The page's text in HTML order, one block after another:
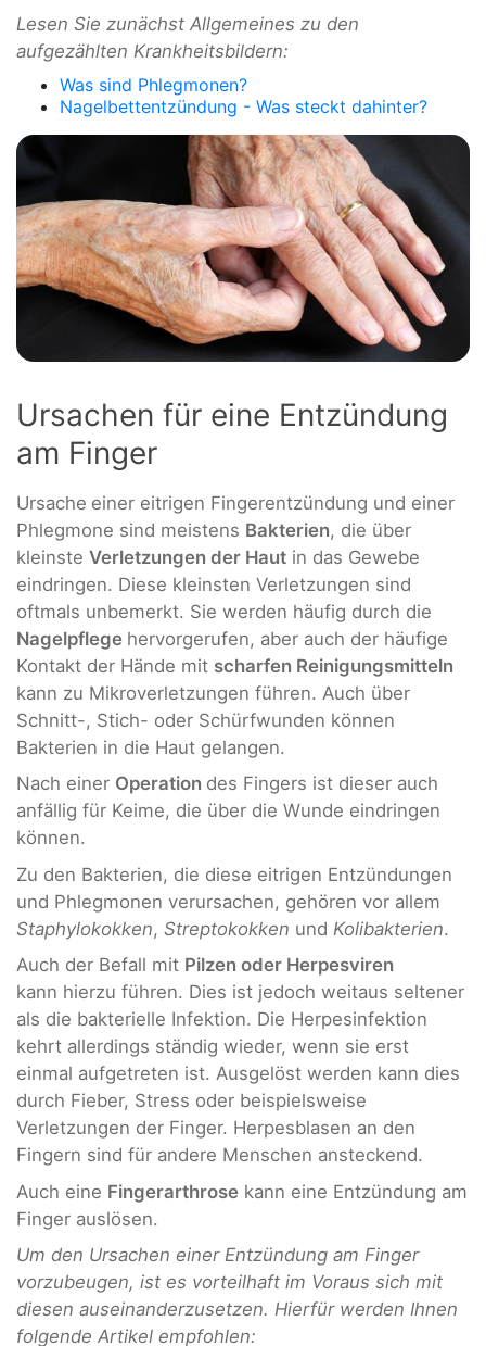
Lesen Sie zunächst Allgemeines zu den
aufgezählten Krankheitsbildern:
Was sind Phlegmonen?
Nagelbettentzündung - Was steckt dahinter?
Ursachen für eine Entzündung
am Finger
Ursache einer eitrigen Fingerentzündung und einer
Phlegmone sind meistens Bakterien, die über
kleinste Verletzungen der Haut in das Gewebe
eindringen. Diese kleinsten Verletzungen sind
oftmals unbemerkt. Sie werden häufig durch die
Nagelpflege hervorgerufen, aber auch der häufige
Kontakt der Hände mit scharfen Reinigungsmitteln
kann zu Mikroverletzungen führen. Auch über
Schnitt-, Stich- oder Schürfwunden können
Bakterien in die Haut gelangen.
Nach einer Operation des Fingers ist dieser auch
anfällig für Keime, die über die Wunde eindringen
können.
Zu den Bakterien, die diese eitrigen Entzündungen
und Phlegmonen verursachen, gehören vor allem
Staphylokokken, Streptokokken und Kolibakterien.
Auch der Befall mit Pilzen oder Herpesviren
kann hierzu führen. Dies ist jedoch weitaus seltener
als die bakterielle Infektion. Die Herpesinfektion
kehrt allerdings ständig wieder, wenn sie erst
einmal aufgetreten ist. Ausgelöst werden kann dies
durch Fieber, Stress oder beispielsweise
Verletzungen der Finger. Herpesblasen an den
Fingern sind für andere Menschen ansteckend.
Auch eine Fingerarthrose kann eine Entzündung am
Finger auslösen.
Um den Ursachen einer Entzündung am Finger
vorzubeugen, ist es vorteilhaft im Voraus sich mit
diesen auseinanderzusetzen. Hierfür werden Ihnen
folgende Artikel empfohlen: